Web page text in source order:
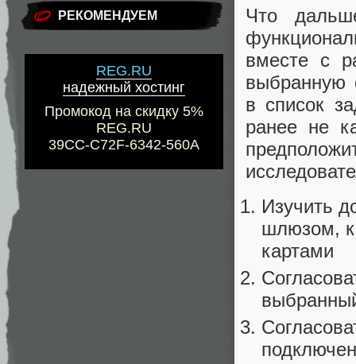
РЕКОМЕНДУЕМ
REG.RU
надежный хостинг
Промокод на скидку 5%
REG.RU
39CC-C72F-6342-560A
Что
вместе с
выбранную
в список
ранее не
Изучить
шлюзом,
картами